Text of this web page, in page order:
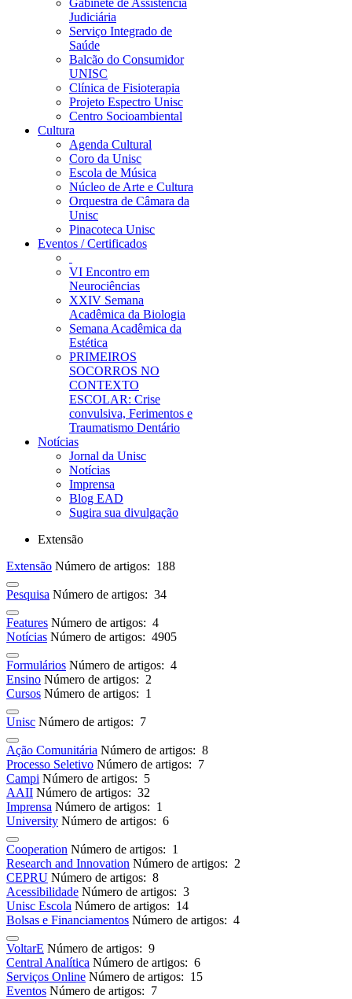
Gabinete de Assistência
Judiciária
Serviço Integrado de
Saúde
Balcão do Consumidor
UNISC
Clínica de Fisioterapia
Projeto Espectro Unisc
Centro Socioambiental
Cultura
Agenda Cultural
Coro da Unisc
Escola de Música
Núcleo de Arte e Cultura
Orquestra de Câmara da
Unisc
Pinacoteca Unisc
Eventos / Certificados
VI Encontro em
Neurociências
XXIV Semana
Acadêmica da Biologia
Semana Acadêmica da
Estética
PRIMEIROS
SOCORROS NO
CONTEXTO
ESCOLAR: Crise
convulsiva, Ferimentos e
Traumatismo Dentário
Notícias
Jornal da Unisc
Notícias
Imprensa
Blog EAD
Sugira sua divulgação
Extensão
Extensão Número de artigos: 188
Pesquisa Número de artigos: 34
Features Número de artigos: 4
Notícias Número de artigos: 4905
Formulários Número de artigos: 4
Ensino Número de artigos: 2
Cursos Número de artigos: 1
Unisc Número de artigos: 7
Ação Comunitária Número de artigos: 8
Processo Seletivo Número de artigos: 7
Campi Número de artigos: 5
AAII Número de artigos: 32
Imprensa Número de artigos: 1
University Número de artigos: 6
Cooperation Número de artigos: 1
Research and Innovation Número de artigos: 2
CEPRU Número de artigos: 8
Acessibilidade Número de artigos: 3
Unisc Escola Número de artigos: 14
Bolsas e Financiamentos Número de artigos: 4
VoltarE Número de artigos: 9
Central Analítica Número de artigos: 6
Serviços Online Número de artigos: 15
Eventos Número de artigos: 7